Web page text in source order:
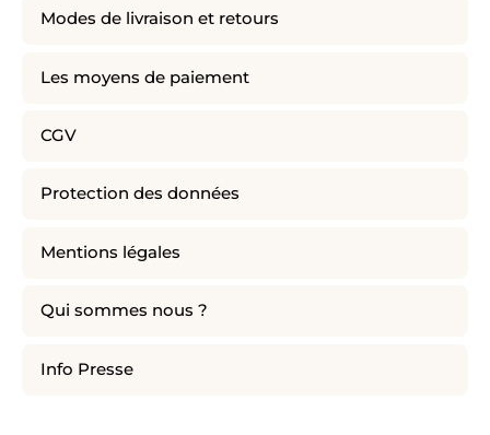
Modes de livraison et retours
Les moyens de paiement
CGV
Protection des données
Mentions légales
Qui sommes nous ?
Info Presse